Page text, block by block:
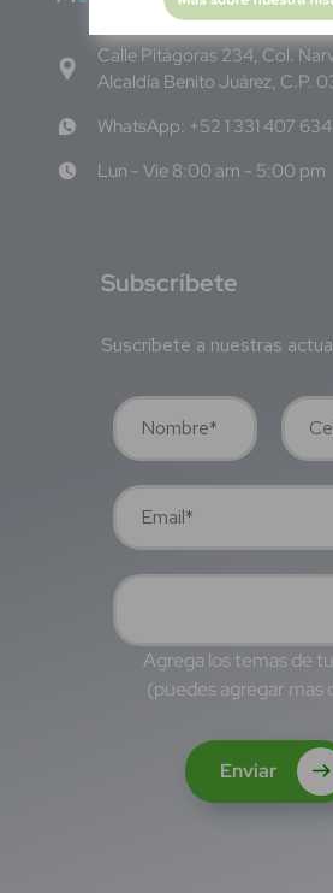
Calle Pitágoras 234, Col.
Alcaldía Benito Juárez, C.P.
WhatsApp: +52 1 331 407
Lun - Vie 8:00 am - 5:00 pm
Subscríbete
Suscríbete a nuestras
Agrega los temas de
(puedes agregar mas
Enviar